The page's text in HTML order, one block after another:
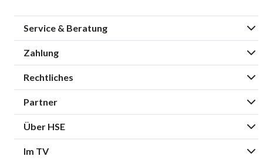
Service & Beratung
Zahlung
Rechtliches
Partner
Über HSE
Im TV